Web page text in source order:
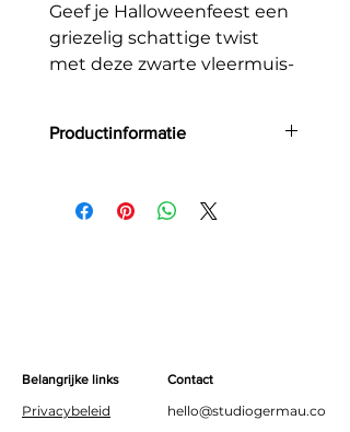
Geef je Halloweenfeest een
griezelig schattige twist
met deze zwarte vleermuis-
met gesloten oogjes maken
diners of een spooky
Productinformatie
Grootte: 16 x 9 cm
Belangrijke links
Privacybeleid
Contact
hello@studiogermau.co